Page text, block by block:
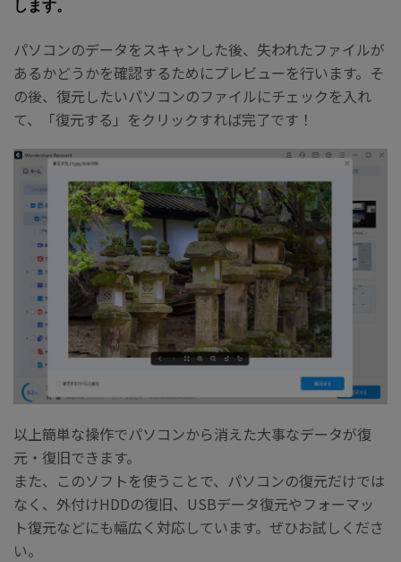
します。
パソコンのデータをスキャンした後、失われたファイルが
あるかどうかを確認するためにプレビューを行います。そ
の後、復元したいパソコンのファイルにチェックを入れ
て、「復元する」をクリックすれば完了です！
以上簡単な操作でパソコンから消えた大事なデータが復
元・復旧できます。
また、このソフトを使うことで、パソコンの復元だけでは
なく、外付けHDDの復旧、USBデータ復元やフォーマッ
ト復元などにも幅広く対応しています。ぜひお試しくださ
い。